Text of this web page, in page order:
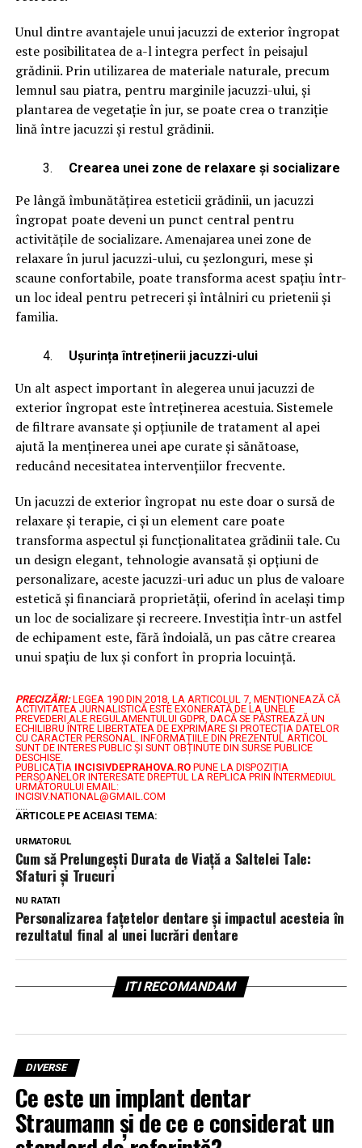
Unul dintre avantajele unui jacuzzi de exterior îngropat
este posibilitatea de a-l integra perfect în peisajul
grădinii. Prin utilizarea de materiale naturale, precum
lemnul sau piatra, pentru marginile jacuzzi-ului, și
plantarea de vegetație în jur, se poate crea o tranziție
lină între jacuzzi și restul grădinii.
Crearea unei zone de relaxare și socializare
Pe lângă îmbunătățirea esteticii grădinii, un jacuzzi
îngropat poate deveni un punct central pentru
activitățile de socializare. Amenajarea unei zone de
relaxare în jurul jacuzzi-ului, cu șezlonguri, mese și
scaune confortabile, poate transforma acest spațiu într-
un loc ideal pentru petreceri și întâlniri cu prietenii și
familia.
Ușurința întreținerii jacuzzi-ului
Un alt aspect important în alegerea unui jacuzzi de
exterior îngropat este întreținerea acestuia. Sistemele
de filtrare avansate și opțiunile de tratament al apei
ajută la menținerea unei ape curate și sănătoase,
reducând necesitatea intervențiilor frecvente.
Un jacuzzi de exterior îngropat nu este doar o sursă de
relaxare și terapie, ci și un element care poate
transforma aspectul și funcționalitatea grădinii tale. Cu
un design elegant, tehnologie avansată și opțiuni de
personalizare, aceste jacuzzi-uri aduc un plus de valoare
estetică și financiară proprietății, oferind în același timp
un loc de socializare și recreere. Investiția într-un astfel
de echipament este, fără îndoială, un pas către crearea
unui spațiu de lux și confort în propria locuință.
PRECIZĂRI: LEGEA 190 DIN 2018, LA ARTICOLUL 7, MENŢIONEAZĂ CĂ
ACTIVITATEA JURNALISTICĂ ESTE EXONERATĂ DE LA UNELE
PREVEDERI ALE REGULAMENTULUI GDPR, DACĂ SE PĂSTREAZĂ UN
ECHILIBRU ÎNTRE LIBERTATEA DE EXPRIMARE ŞI PROTECŢIA DATELOR
CU CARACTER PERSONAL.
INFORMAȚIILE DIN PREZENTUL ARTICOL
SUNT DE INTERES PUBLIC ȘI SUNT OBȚINUTE DIN SURSE PUBLICE
DESCHISE.
PUBLICAȚIA INCISIVDEPRAHOVA.ROPUNE LA DISPOZIȚIA
PERSOANELOR INTERESATE DREPTUL LA REPLICA PRIN INTERMEDIUL
URMĂTORULUI EMAIL:
INCISIV.NATIONAL@GMAIL.COM
ARTICOLE PE ACEIASI TEMA:
URMATORUL
Cum să Prelungești Durata de Viață a Saltelei Tale:
Sfaturi și Trucuri
NU RATATI
Personalizarea fațetelor dentare și impactul acesteia în
rezultatul final al unei lucrări dentare
ITI RECOMANDAM
DIVERSE
Ce este un implant dentar
Straumann și de ce e considerat un